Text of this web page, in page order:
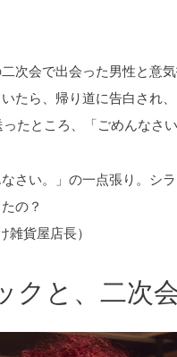
次会で出会った男性と意
たら、帰り道に告白され
たところ、「ごめんな
さい。」の一点張り。シ
の？
雑貨屋店長）
クと、二次